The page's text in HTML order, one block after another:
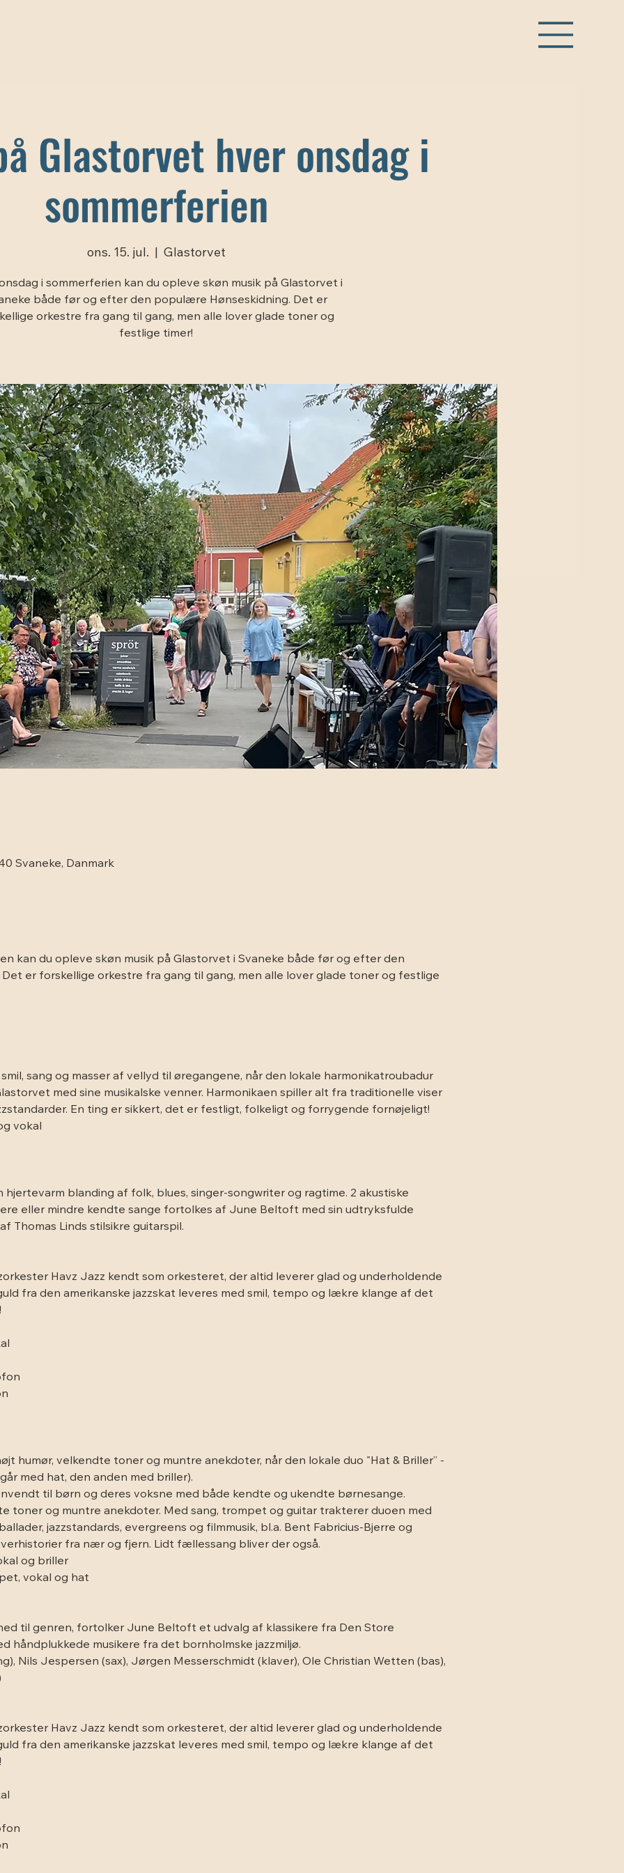
Glastorvet hver onsdag i
sommerferien
ons. 15. jul. Glastorvet
i sommerferien kan du opleve skøn musik på Glastorvet i
både før og efter den populære Hønseskidning. Det er
orkestre fra gang til gang, men alle lover glade toner og
festlige timer!
Svaneke, Danmark
kan du opleve skøn musik på Glastorvet i Svaneke både før og efter den
er forskellige orkestre fra gang til gang, men alle lover glade toner og festlige
sang og masser af vellyd til øregangene, når den lokale harmonikatroubadur
med sine musikalske venner. Harmonikaen spiller alt fra traditionelle viser
En ting er sikkert, det er festligt, folkeligt og forrygende fornøjeligt!
vokal
hjertevarm blanding af folk, blues, singer-songwriter og ragtime. 2 akustiske
eller mindre kendte sange fortolkes af June Beltoft med sin udtryksfulde
Thomas Linds stilsikre guitarspil.
Havz Jazz kendt som orkesteret, der altid leverer glad og underholdende
fra den amerikanske jazzskat leveres med smil, tempo og lækre klange af det
humør, velkendte toner og muntre anekdoter, når den lokale duo "Hat & Briller” -
med hat, den anden med briller).
til børn og deres voksne med både kendte og ukendte børnesange.
toner og muntre anekdoter. Med sang, trompet og guitar trakterer duoen med
jazzstandards, evergreens og filmmusik, bl.a. Bent Fabricius-Bjerre og
fra nær og fjern. Lidt fællessang bliver der også.
og briller
vokal og hat
til genren, fortolker June Beltoft et udvalg af klassikere fra Den Store
håndplukkede musikere fra det bornholmske jazzmiljø.
Nils Jespersen (sax), Jørgen Messerschmidt (klaver), Ole Christian Wetten (bas),
Havz Jazz kendt som orkesteret, der altid leverer glad og underholdende
fra den amerikanske jazzskat leveres med smil, tempo og lækre klange af det